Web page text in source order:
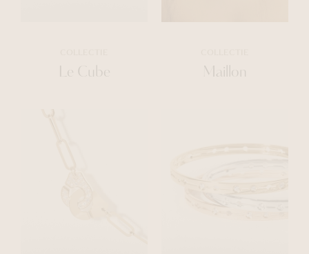
Le Cube Maillon